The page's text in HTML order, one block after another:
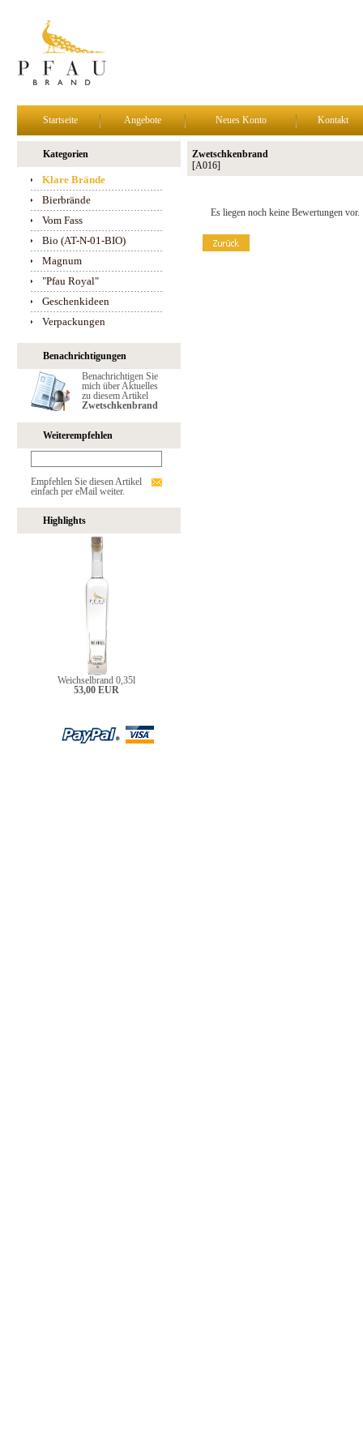
Startseite Angebote Neues Konto Kontakt
Kategorien
Klare Brände
Bierbrände
Vom Fass
Bio (AT-N-01-BIO)
Magnum
"Pfau Royal"
Geschenkideen
Verpackungen
Benachrichtigungen
Benachrichtigen Sie
mich über Aktuelles
zu diesem Artikel
Zwetschkenbrand
Weiterempfehlen
Empfehlen Sie diesen Artikel
einfach per eMail weiter.
Highlights
Weichselbrand 0,35l
53,00 EUR
Zwetschkenbrand
[A016]
Es liegen noch keine Bewertungen vor.